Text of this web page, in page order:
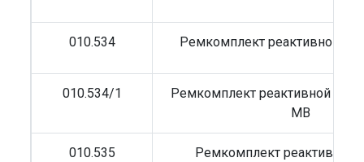
010.534 Ремкомплект реактивной
010.534/1
Ремкомплект реактивной тяги
MB
010.535 Ремкомплект реактивной